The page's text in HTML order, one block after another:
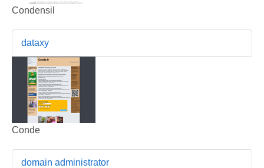
Condensil
dataxy
Conde
domain administrator